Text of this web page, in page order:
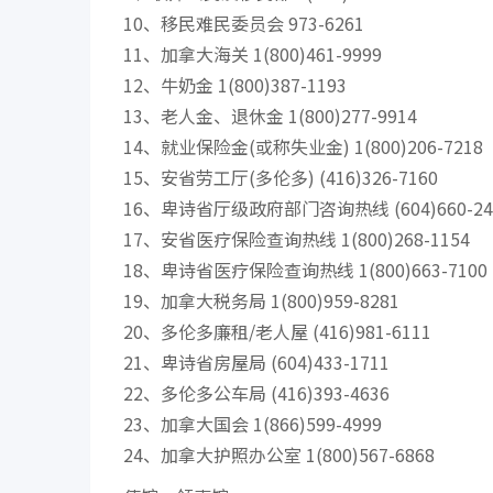
10、移民难民委员会 973-6261
11、加拿大海关 1(800)461-9999
12、牛奶金 1(800)387-1193
13、老人金、退休金 1(800)277-9914
14、就业保险金(或称失业金) 1(800)206-7218
15、安省劳工厅(多伦多) (416)326-7160
16、卑诗省厅级政府部门咨询热线 (604)660-
17、安省医疗保险查询热线 1(800)268-1154
18、卑诗省医疗保险查询热线 1(800)663-7100
19、加拿大税务局 1(800)959-8281
20、多伦多廉租/老人屋 (416)981-6111
21、卑诗省房屋局 (604)433-1711
22、多伦多公车局 (416)393-4636
23、加拿大国会 1(866)599-4999
24、加拿大护照办公室 1(800)567-6868